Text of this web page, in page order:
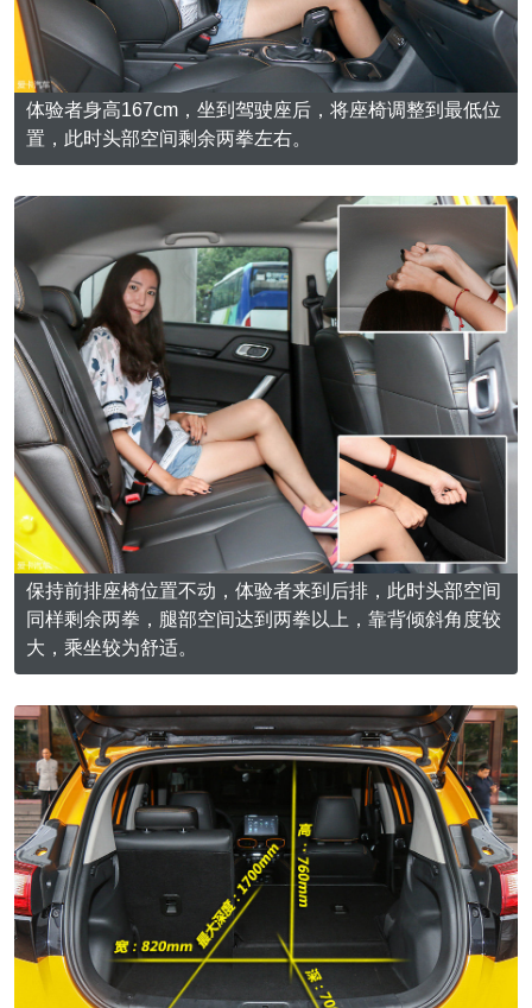
体验者身高167cm，坐到驾驶座后，将座椅调整到最低位
置，此时头部空间剩余两拳左右。
保持前排座椅位置不动，体验者来到后排，此时头部空间
同样剩余两拳，腿部空间达到两拳以上，靠背倾斜角度较
大，乘坐较为舒适。